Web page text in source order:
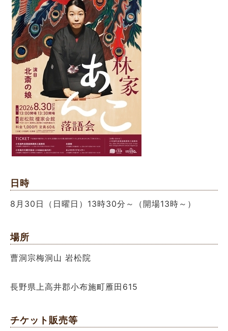
日時
8月30日（日曜日）13時30分～（開場13時～）
場所
曹洞宗梅洞山 岩松院
長野県上高井郡小布施町雁田615
チケット販売等